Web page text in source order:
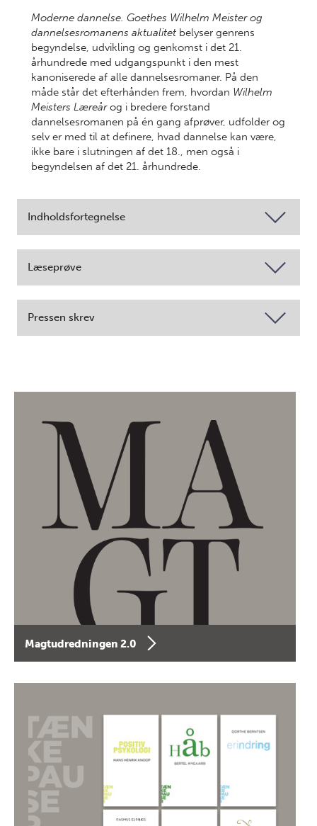
Moderne dannelse. Goethes Wilhelm Meister og
dannelsesromanens aktualitet belyser genrens
begyndelse, udvikling og genkomst i det 21.
århundrede med udgangspunkt i den mest
kanoniserede af alle dannelsesromaner. På den
måde står det efterhånden frem, hvordan Wilhelm
Meisters Læreårog i bredere forstand
dannelsesromanen på én gang afprøver, udfolder og
selv er med til at definere, hvad dannelse kan være,
ikke bare i slutningen af det 18., men også i
begyndelsen af det 21. århundrede.
Indholdsfortegnelse
Læseprøve
Pressen skrev
Magtudredningen 2.0